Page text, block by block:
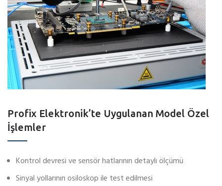
Profix Elektronik’te Uygulanan Model Özel
İşlemler
Kontrol devresi ve sensör hatlarının detaylı ölçümü
Sinyal yollarının osiloskop ile test edilmesi